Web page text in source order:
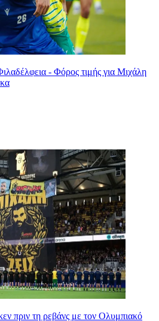
- Φόρος τιμής για Μιχάλη
πριν τη ρεβάνς με τον Ολυμπιακό